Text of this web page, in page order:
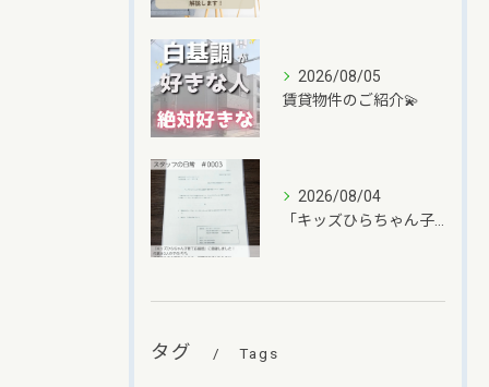
2026/08/05
賃貸物件のご紹介💫
2026/08/04
タグ Tags